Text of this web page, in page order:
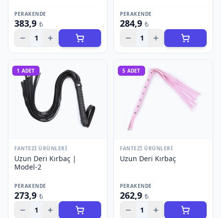
PERAKENDE
383,9 ₺
1
PERAKENDE
284,9 ₺
1
1 ADET
FANTEZI ÜRÜNLERI
Uzun Deri Kırbaç |
Model-2
PERAKENDE
273,9 ₺
1
5 ADET
FANTEZI ÜRÜNLERI
Uzun Deri Kırbaç
PERAKENDE
262,9 ₺
1